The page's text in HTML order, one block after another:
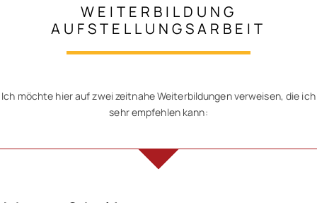
WEITERBILDUNG
AUFSTELLUNGSARBEIT
Ich möchte hier auf zwei zeitnahe Weiterbildungen verweisen, die ich
sehr empfehlen kann: